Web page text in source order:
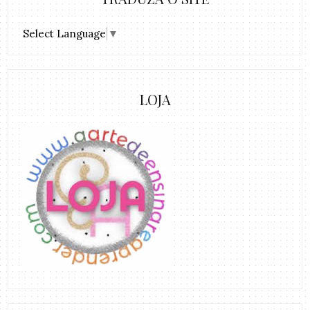
Select Language ▼
LOJA